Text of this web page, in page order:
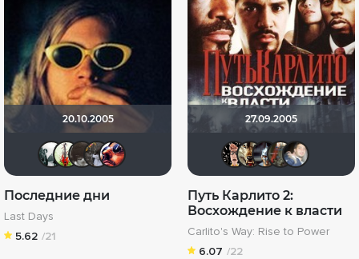
20.10.2005
ABC project
Последние дни
Last Days
5.62 /21
27.09.2005
Ничоси
Путь Карлито 2:
Восхождение к власти
Carlito's Way: Rise to Power
6.07 /22